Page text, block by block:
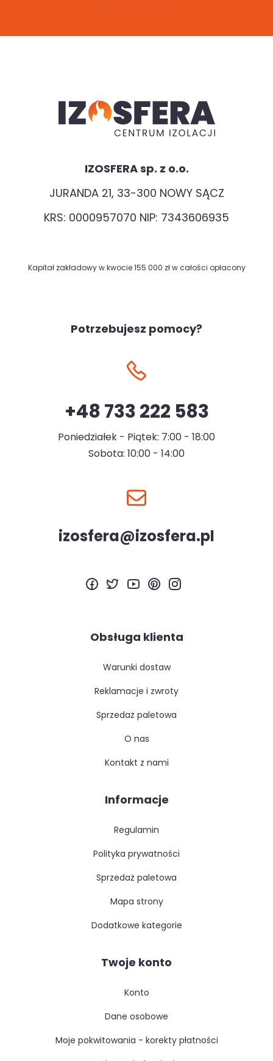
IZOSFERA sp. z o.o.
JURANDA 21, 33-300 NOWY SĄCZ
KRS: 0000957070 NIP: 7343606935
Kapitał zakładowy w kwocie 155 000 zł w całości opłacony
Potrzebujesz pomocy?
+48 733 222 583
Poniedziałek - Piątek: 7:00 - 18:00
Sobota: 10:00 - 14:00
izosfera@izosfera.pl
Obsługa klienta
warunki dostaw
reklamacje i zwroty
sprzedaż paletowa
o nas
kontakt z nami
Informacje
regulamin
polityka prywatności
sprzedaż paletowa
mapa strony
dodatkowe kategorie
Twoje konto
konto
dane osobowe
moje pokwitowania - korekty płatności